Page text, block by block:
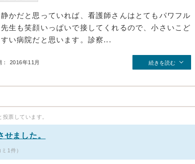
かだと思っていれば、看護師さんはとてもパワフル
生も笑顔いっぱいで接してくれるので、小さいこど
い病院だと思います。診察...
： 2016年11月 続きを読む
票しています。
ました。
1件）